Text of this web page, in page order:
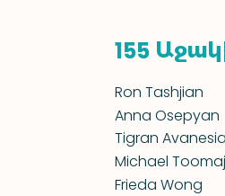
Ron Tashjian
Anna Osepyan
Tigran
Michael
Frieda Wong
155